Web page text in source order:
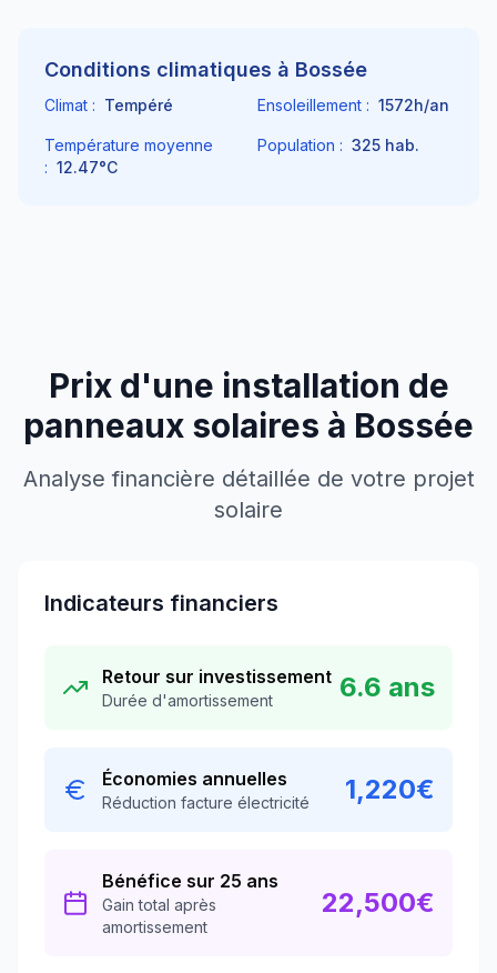
Conditions climatiques à Bossée
Climat : Tempéré Ensoleillement : 1572h/an
Température moyenne
: 12.47°C
Population : 325 hab.
Prix d'une installation de
panneaux solaires à Bossée
Analyse financière détaillée de votre projet
solaire
Indicateurs financiers
Retour sur investissement
Durée d'amortissement 6.6 ans
Économies annuelles
Réduction facture électricité 1,220€
Bénéfice sur 25 ans
Gain total après
amortissement
22,500€